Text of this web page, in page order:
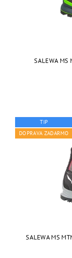
SALEWA MS
TIP
DOPRAVA ZADARMO
SALEWA MS